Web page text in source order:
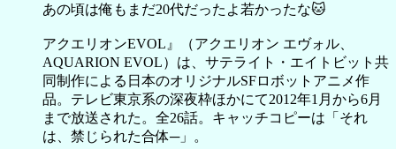
あの頃は俺もまだ20代だったよ若かったな🐱
アクエリオンEVOL』（アクエリオン エヴォル、
AQUARION EVOL）は、サテライト・エイトビット共
同制作による日本のオリジナルSFロボットアニメ作
品。テレビ東京系の深夜枠ほかにて2012年1月から6月
まで放送された。全26話。キャッチコピーは「それ
は、禁じられた合体─」。